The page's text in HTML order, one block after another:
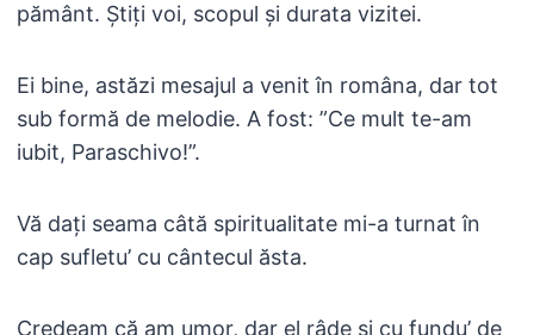
pământ. Știți voi, scopul și durata vizitei.
Ei bine, astăzi mesajul a venit în româna, dar tot
sub formă de melodie. A fost: ”Ce mult te-am
iubit, Paraschivo!”.
Vă dați seama câtă spiritualitate mi-a turnat în
cap sufletu’ cu cântecul ăsta.
Credeam că am umor, dar el râde și cu fundu’ de